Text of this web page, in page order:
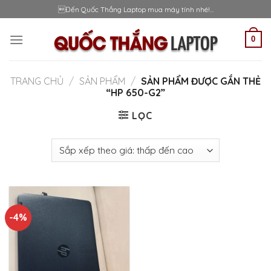
to
content
Đến Quốc Thắng Laptop mua máy tính nhé!...
0
TRANG CHỦ / SẢN PHẨM / SẢN PHẨM ĐƯỢC GẮN THẺ
“HP 650-G2”
LỌC
-4%